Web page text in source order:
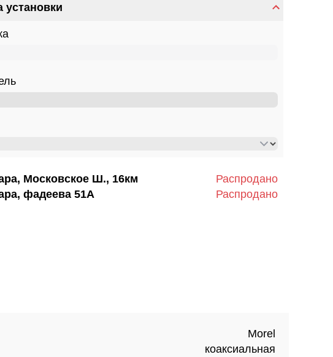
установки
Московское Ш., 16км
Распродано
фадеева 51А
Распродано
Morel
коаксиальная